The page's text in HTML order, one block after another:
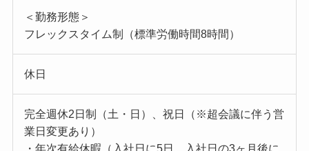
＜勤務形態＞
フレックスタイム制（標準労働時間8時間）
休日
完全週休2日制（土・日）、祝日（※超会議に伴う営
業日変更あり）
・年次有給休暇（入社日に5日、入社日の3ヶ月後に